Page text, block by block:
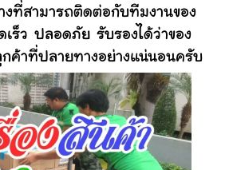
ที่สามารถติดต่อกับทีมงานของ
เร็ว ปลอดภัย รับรองได้ว่าของ
ค้าที่ปลายทางอย่างแน่นอนครับ